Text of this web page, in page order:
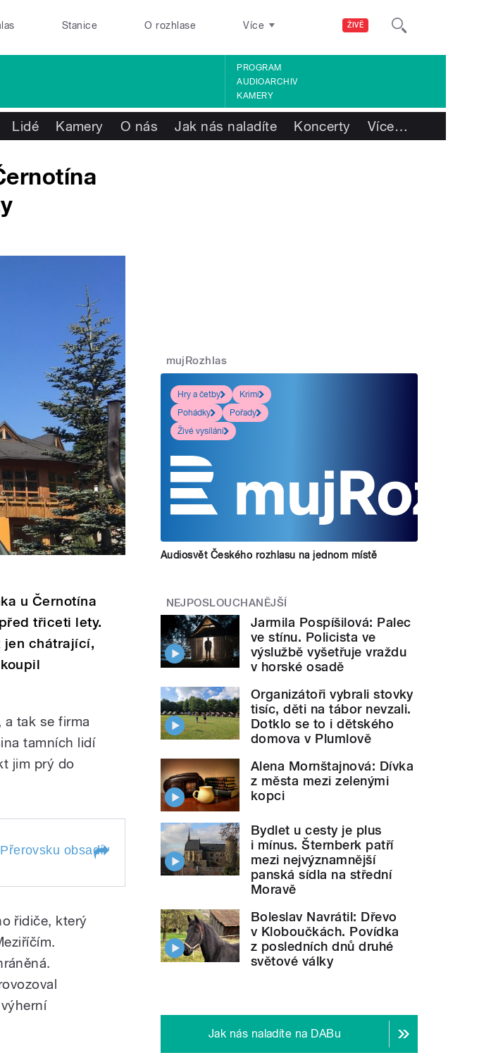
ŽIVĚ
Stanice O rozhlase Více
PROGRAM
AUDIOARCHIV
KAMERY
Lidé Kamery O nás Jak nás naladíte Koncerty Více…
u Černotína
třiceti lety.
jen chátrající,
tak se firma
tamních lidí
jim prý do
Přerovskuobsadí výherní automaty" style="">Opuštěnou budovu staré
řidiče, který
mujRozhlas
Hry a četby
Krimi
Pohádky
Pořady
Živé vysílání
Audiosvět Českého rozhlasu na jednom místě
NEJPOSLOUCHANĚJŠÍ
Jarmila Pospíšilová: Palec
ve stínu. Policista ve
výslužbě vyšetřuje vraždu
v horské osadě
Organizátoři vybrali stovky
tisíc, děti na tábor nevzali.
Dotklo se to i dětského
domova v Plumlově
Alena Mornštajnová: Dívka
z města mezi zelenými
kopci
Bydlet u cesty je plus
i mínus. Šternberk patří
mezi nejvýznamnější
panská sídla na střední
Moravě
Boleslav Navrátil: Dřevo
v Kloboučkách. Povídka
z posledních dnů druhé
světové války
Jak nás naladíte na DABu